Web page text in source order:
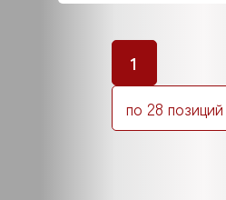
1
по 28 позиций